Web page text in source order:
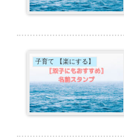
子育て 【楽にする】